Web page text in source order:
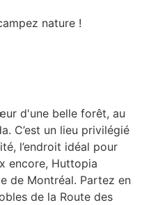
nature !
d'une belle forêt, au
C’est un lieu privilégié
l’endroit idéal pour
encore, Huttopia
de Montréal. Partez en
de la Route des